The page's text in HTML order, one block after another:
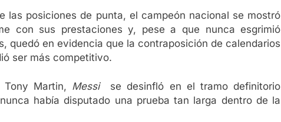
las posiciones de punta, el campeón nacional se mostró
con sus prestaciones y, pese a que nunca esgrimió
quedó en evidencia que la contraposición de calendarios
ser más competitivo.
Martin, Messi
se desinfló en el tramo definitorio
había disputado una prueba tan larga dentro de la